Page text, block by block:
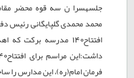
جلسهسرا ن سه قوه محضر مقام
محمد محمدی گلپایگانی رئیس
افتتاح140 مدرسه
فرمان امام(ره)، این مدارس را